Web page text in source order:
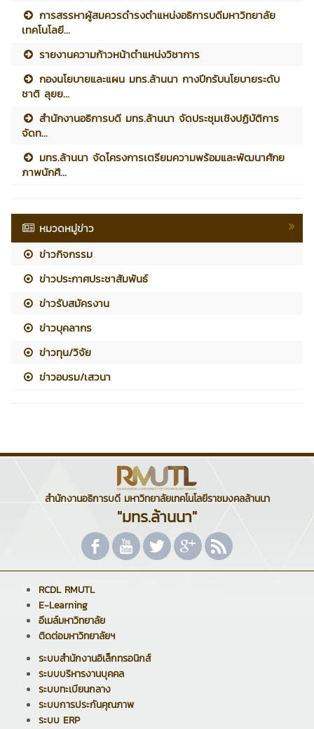
การสรรหาผู้สมควรดำรงตำแหน่งอธิการบดีมหาวิทยาลัย
เทคโนโลยี...
รายงานความก้าวหน้าตำแหน่งวิชาการ
กองนโยบายและแผน มทร.ล้านนา กางปีกรับนโยบายระดับ
ชาติ ลุยย...
สำนักงานอธิการบดี มทร.ล้านนา จัดประชุมเชิงปฏิบัติการ
จัดท...
มทร.ล้านนา จัดโครงการเตรียมความพร้อมและพัฒนาศักย
ภาพนักศึ...
หมวดหมู่ข่าว
ข่าวกิจกรรม
ข่าวประกาศประชาสัมพันธ์
ข่าวรับสมัครงาน
ข่าวบุคลากร
ข่าวทุน/วิจัย
ข่าวอบรม/เสวนา
สำนักงานอธิการบดี มหาวิทยาลัยเทคโนโลยีราชมงคลล้านนา
"มทร.ล้านนา"
RCDL RMUTL
E-Learning
อีเมล์มหาวิทยาลัย
ติดต่อมหาวิทยาลัยฯ
ระบบสำนักงานอิเล็กทรอนิกส์
ระบบบริหารงานบุคคล
ระบบทะเบียนกลาง
ระบบการประกันคุณภาพ
ระบบ ERP